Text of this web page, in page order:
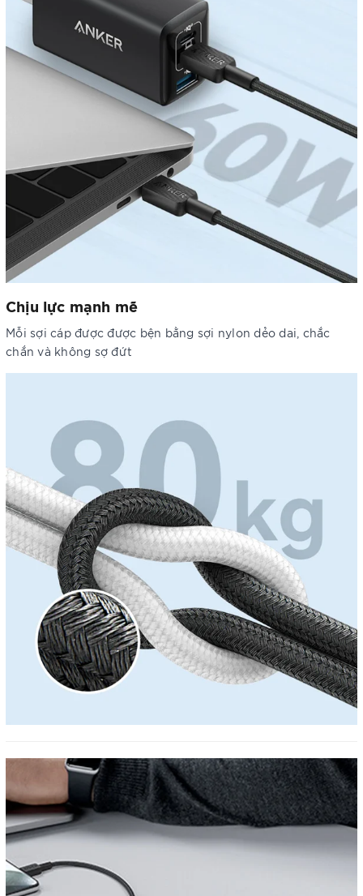
Chịu lực mạnh mẽ
Mỗi sợi cáp được được bện bằng sợi nylon dẻo dai, chắc
chắn và không sợ đứt